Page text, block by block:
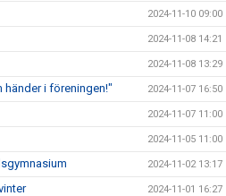
2024-11-10 09:00
2024-11-08 14:21
2024-11-08 13:29
händer i föreningen!" 2024-11-07 16:50
2024-11-07 11:00
2024-11-05 11:00
2024-11-02 13:17
2024-11-01 16:27